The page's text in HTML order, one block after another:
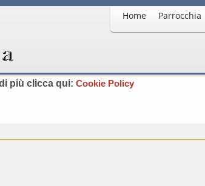
anche di terze parti, per migliorare la tua
con le tue preferenze. Chiudendo questo
o cliccando qualunque suo elemento
più clicca qui: Cookie Policy
Home Parrocchia